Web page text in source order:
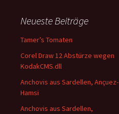
Neueste Beiträge
Tamer’s Tomaten
Corel Draw 12 Abstürze wegen
KodakCMS.dll
Anchovis aus Sardellen, Ançuez-
Hamsi
Anchovis aus Sardellen,